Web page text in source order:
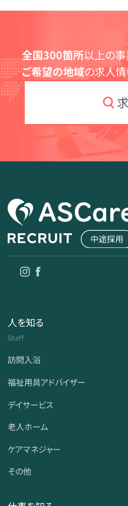
全国300箇所以上の事
ご希望の地域の求人
人を知る
Staff
訪問入浴
福祉用具アドバイザー
デイサービス
老人ホーム
ケアマネジャー
その他